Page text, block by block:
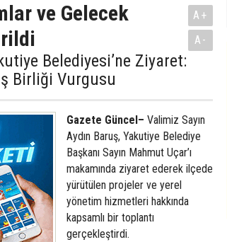
ve Gelecek
Belediyesi’ne Ziyaret:
Birliği Vurgusu
A+
A-
Gazete Güncel– Valimiz Sayın
Aydın Baruş, Yakutiye Belediye
Başkanı Sayın Mahmut Uçar’ı
makamında ziyaret ederek ilçede
yürütülen projeler ve yerel
yönetim hizmetleri hakkında
kapsamlı bir toplantı
gerçekleştirdi.